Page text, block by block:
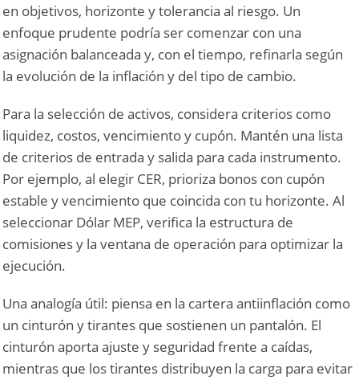
en objetivos, horizonte y tolerancia al riesgo. Un
enfoque prudente podría ser comenzar con una
asignación balanceada y, con el tiempo, refinarla según
la evolución de la inflación y del tipo de cambio.
Para la selección de activos, considera criterios como
liquidez, costos, vencimiento y cupón. Mantén una lista
de criterios de entrada y salida para cada instrumento.
Por ejemplo, al elegir CER, prioriza bonos con cupón
estable y vencimiento que coincida con tu horizonte. Al
seleccionar Dólar MEP, verifica la estructura de
comisiones y la ventana de operación para optimizar la
ejecución.
Una analogía útil: piensa en la cartera antiinflación como
un cinturón y tirantes que sostienen un pantalón. El
cinturón aporta ajuste y seguridad frente a caídas,
mientras que los tirantes distribuyen la carga para evitar